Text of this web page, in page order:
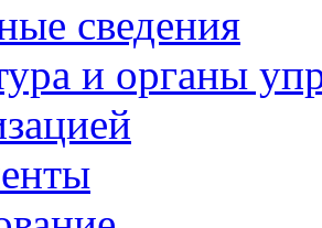
сведения
и органы